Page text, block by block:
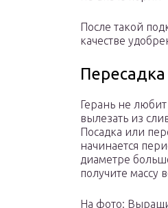
После такой
качестве
Пересадка
Герань не
вылезать из
Посадка или
начинается
диаметре
получите массу
На фото: